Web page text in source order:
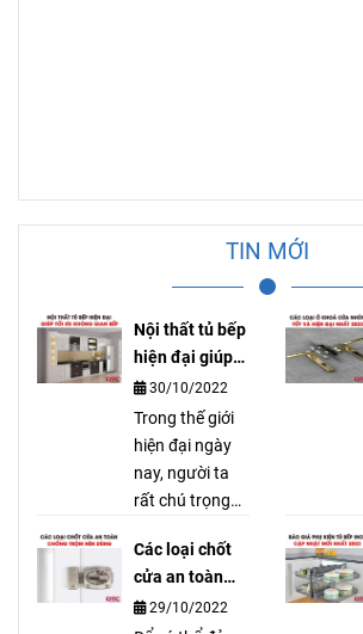
TIN MỚI
Nội thất tủ bếp
hiện đại giúp
tối ưu không
gian bếp
30/10/2022
Trong thế giới
hiện đại ngày
nay, người ta
rất chú trọng
kế một không
gian bếp sao
cho hiện đại và
Các loại chốt
cửa an toàn
chống trộm
29/10/2022